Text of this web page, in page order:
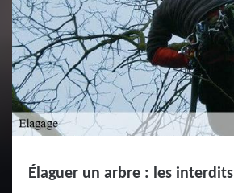
Élaguer un arbre : les interdits